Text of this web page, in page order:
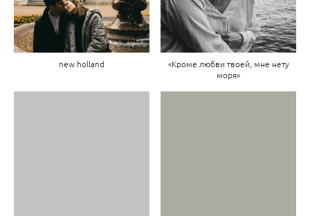
new holland
«Кроме любви твоей, мне нету
моря»